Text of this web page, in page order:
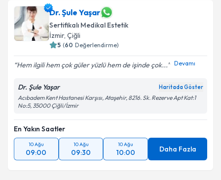
Dr. Şule Yaşar
Sertifikalı Medikal Estetik
İzmir, Çiğli
5 (60 Değerlendirme)
Hem ilgili hem çok güler yüzlü hem de işinde çok... Devamı
Dr. Şule Yaşar Haritada Göster
Acıbadem Kent Hastanesi Karşısı, Ataşehir, 8216. Sk. Rezerve Apt Kat:1
No:5, 35000 Çiğli/İzmir
En Yakın Saatler
10 Ağu
09:00
10 Ağu
09:30
10 Ağu
10:00 Daha Fazla